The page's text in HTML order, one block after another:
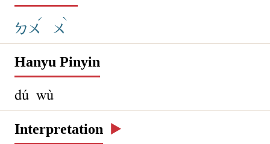
ㄉㄨ
ˊ
ㄨ
ˋ
Hanyu Pinyin
dú wù
Interpretation ▶️